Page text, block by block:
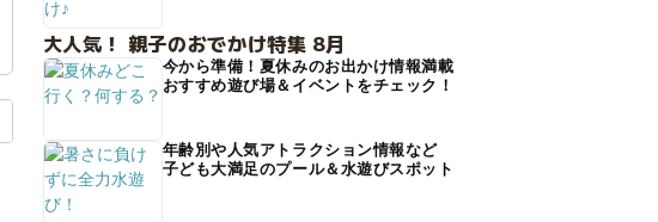
大人気！ 親子のおでかけ特集 8月
今から準備！夏休みのお出かけ情報満載
おすすめ遊び場＆イベントをチェック！
年齢別や人気アトラクション情報など
子ども大満足のプール＆水遊びスポット